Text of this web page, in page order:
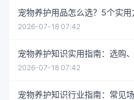
宠物养护用品怎么选？5个实
2026-07-18 07:42
宠物养护知识实用指南：选购
2026-07-18 07:42
宠物养护知识行业指南：常见